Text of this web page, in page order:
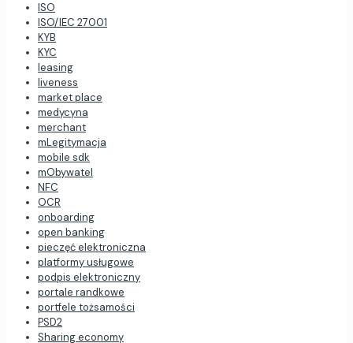
ISO
ISO/IEC 27001
KYB
KYC
leasing
liveness
market place
medycyna
merchant
mLegitymacja
mobile sdk
mObywatel
NFC
OCR
onboarding
open banking
pieczęć elektroniczna
platformy usługowe
podpis elektroniczny
portale randkowe
portfele tożsamości
PSD2
Sharing economy